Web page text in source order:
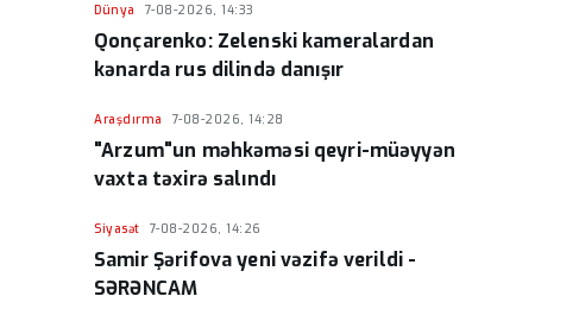
Dünya 7-08-2026, 14:33
Qonçarenko: Zelenski kameralardan
kənarda rus dilində danışır
Araşdırma 7-08-2026, 14:28
"Arzum"un məhkəməsi qeyri-müəyyən
vaxta təxirə salındı
Siyasət 7-08-2026, 14:26
Samir Şərifova yeni vəzifə verildi -
SƏRƏNCAM